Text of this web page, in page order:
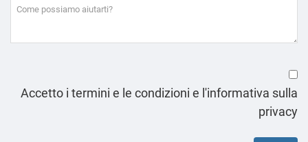
Accetto i termini e le condizioni e l'informativa sulla
privacy